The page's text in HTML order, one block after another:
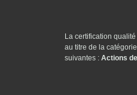
La certification
au titre de la
suivantes : Actions